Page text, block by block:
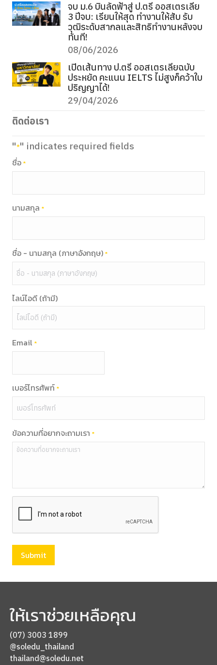
จบ ม.6 บินลัดฟ้าสู่ ป.ตรี ออสเตรเลีย
3 ปีจบ: เรียนให้สุด ทำงานให้สับ รับ
วุฒิระดับสากลและสิทธิทำงานหลังจบ
ทันที!
08/06/2026
เปิดเส้นทาง ป.ตรี ออสเตรเลียฉบับ
ประหยัด คะแนน IELTS ไม่สูงก็คว้าใบ
ปริญญาได้!
29/04/2026
ติดต่อเรา
"*" indicates required fields
ชื่อ *
นามสกุล *
ชื่อ - นามสกุล (ภาษาอังกฤษ) *
ไลน์ไอดี (ถ้ามี)
Email *
เบอร์โทรศัพท์ *
ข้อความที่อยากจะถามเรา *
CAPTCHA
ให้เราช่วยเหลือคุณ
(07) 3003 1899
@soledu_thailand
thailand@soledu.net